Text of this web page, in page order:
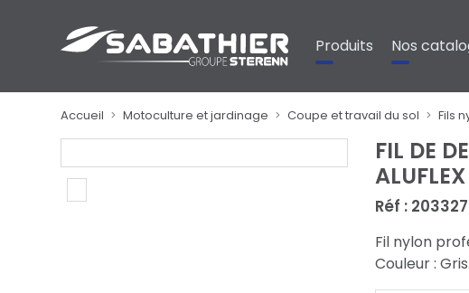
Produits Nos
Accueil Motoculture et jardinage Coupe et travail du sol Fils
FIL DE
Réf :
Fil nylon
Couleur : Gris.